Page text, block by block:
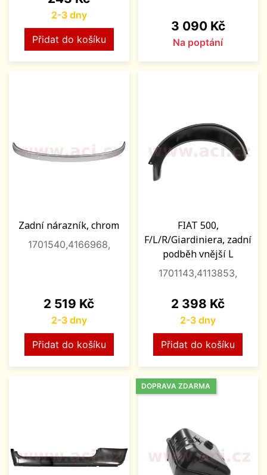
2-3 dny
Přidat do košíku
Cena
3 090 Kč
Na poptání
Zadní nárazník, chrom
1701540,4166968,
Cena
2 519 Kč
2-3 dny
Přidat do košíku
FIAT 500,
F/L/R/Giardiniera, zadní
podběh vnější L
1701143,4113853,
Cena
2 398 Kč
2-3 dny
Přidat do košíku
DOPRAVA ZDARMA